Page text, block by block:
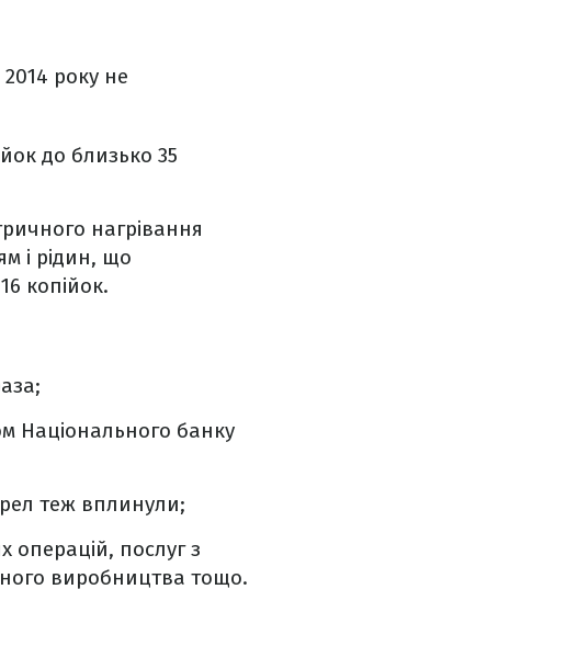
року не
до близько 35
нагрівання
і рідин, що
копійок.
Національного банку
теж вплинули;
операцій, послуг з
виробництва тощо.